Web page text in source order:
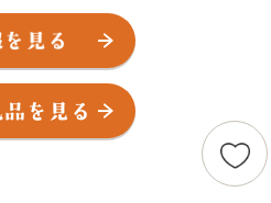
ら、国道12号沿いを中心と
ード」と呼び、「すながわス
こしをしています。さらに、
地域センター病院、３次救急
まざまな指定を受けており、